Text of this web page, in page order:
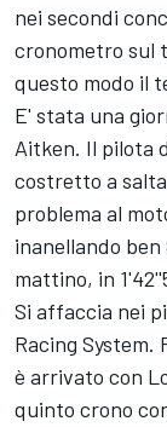
nei secondi
cronometro sul
questo modo il
E' stata una
Aitken. Il pilota
costretto a
problema al
inanellando
mattino, in
Si affaccia nei
Racing
è arrivato con
quinto crono